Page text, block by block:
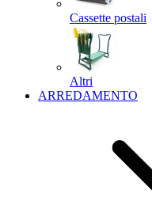
Cassette postali
Altri
ARREDAMENTO